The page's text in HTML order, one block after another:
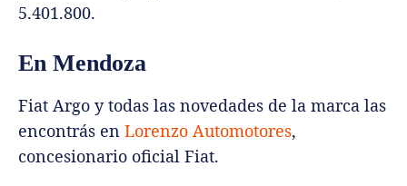
5.401.800.
En Mendoza
Fiat Argo y todas las novedades de la marca las
encontrás en Lorenzo Automotores,
concesionario oficial Fiat.